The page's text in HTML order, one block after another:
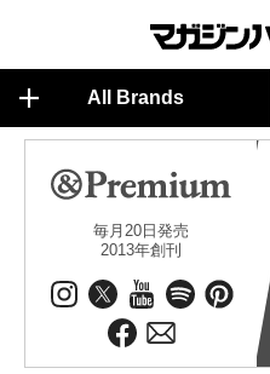
All Brands
毎月20日発売
2013年創刊